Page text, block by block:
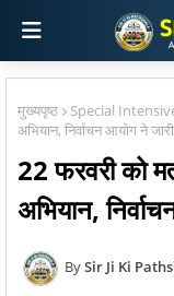
मुख्यपृष्ठ Special
अभियान, निर्वाचन आयोग ने
22 फरवरी को
अभियान,
Sir Ji Ki